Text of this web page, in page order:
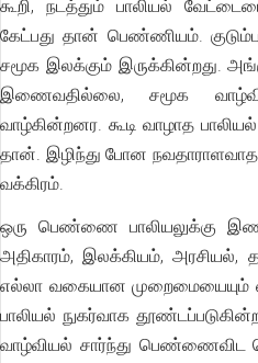
கூறி, நடத்தும் பாலியல்
கேட்பது தான் பெண்ணியம்.
சமூக இலக்கும் இருக்கின்றது.
இணைவதில்லை, சமூக
வாழ்கின்றனர. கூடி வாழாத
தான். இழிந்து போன நவதாராளவாத
வக்கிரம்.
ஒரு பெண்ணை பாலியலுக்கு
அதிகாரம், இலக்கியம்,
எல்லா வகையான
பாலியல் நுகர்வாக
வாழ்வியல் சார்ந்து